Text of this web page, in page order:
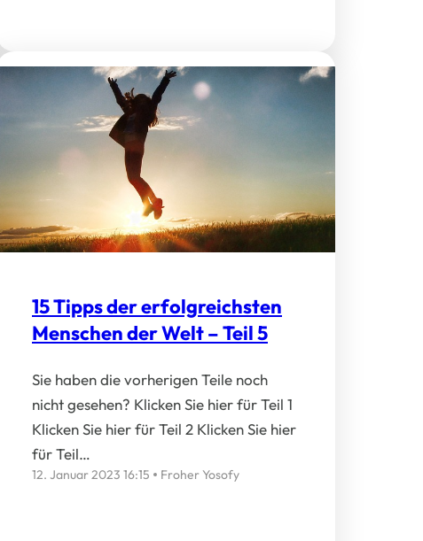
15 Tipps der erfolgreichsten
Menschen der Welt – Teil 5
Sie haben die vorherigen Teile noch
nicht gesehen? Klicken Sie hier für Teil 1
Klicken Sie hier für Teil 2 Klicken Sie hier
für Teil…
12. Januar 2023 16:15 Froher Yosofy